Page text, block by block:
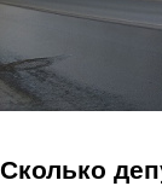
Сколько